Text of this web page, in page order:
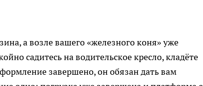
а возле вашего «железного коня» уже
садитесь на водительское кресло, кладёте
завершено, он обязан дать вам